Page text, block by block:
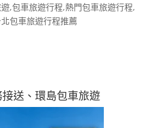
,包車旅遊行程,熱門包車旅遊行程,
包車旅遊行程推薦
送、環島包車旅遊